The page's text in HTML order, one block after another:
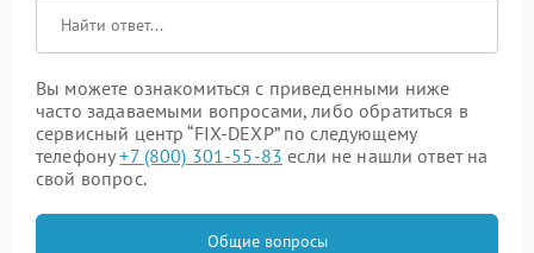
Вы можете ознакомиться с приведенными ниже
часто задаваемыми вопросами, либо обратиться в
сервисный центр “FIX-DEXP” по следующему
телефону+7 (800) 301-55-83 если не нашли ответ на
свой вопрос.
Общие вопросы